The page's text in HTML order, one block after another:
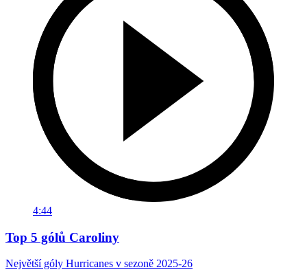
4:44
Top 5 gólů Caroliny
Největší góly Hurricanes v sezoně 2025-26